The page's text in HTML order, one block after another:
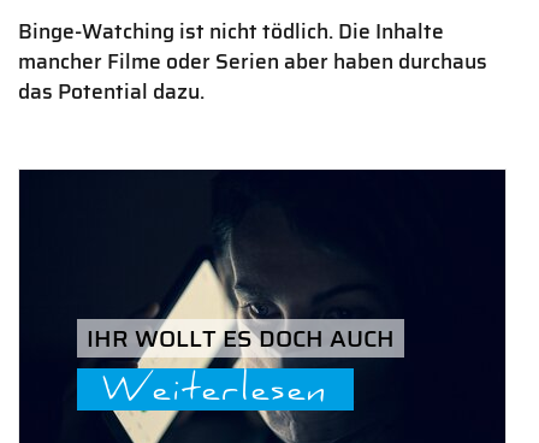
Binge-Watching ist nicht tödlich. Die Inhalte
mancher Filme oder Serien aber haben durchaus
das Potential dazu.
IHR WOLLT ES DOCH AUCH
Weiterlesen